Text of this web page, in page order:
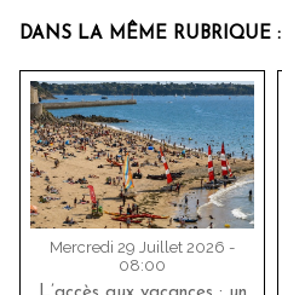
DANS LA MÊME RUBRIQUE :
Mercredi 29 Juillet 2026 -
08:00